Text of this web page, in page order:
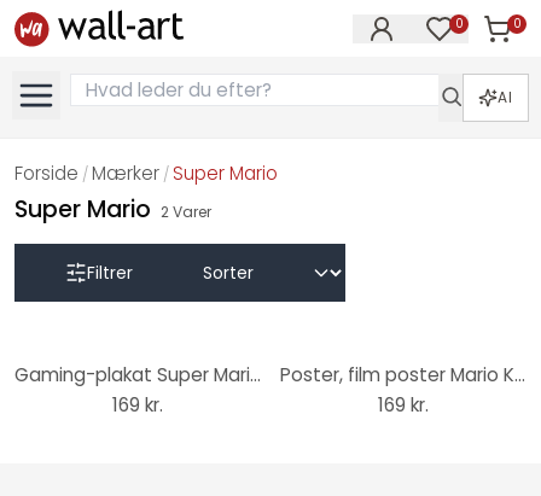
0 0
Varer
AI
Forside / Mærker / Super Mario
Super Mario 2Varer
Filtrer
Gaming-plakat Super Mario - Run 61x91,5 cm
169 kr.
Poster, film poster Mario Kart 8 - Deluxe 61x91,5 cm
169 kr.